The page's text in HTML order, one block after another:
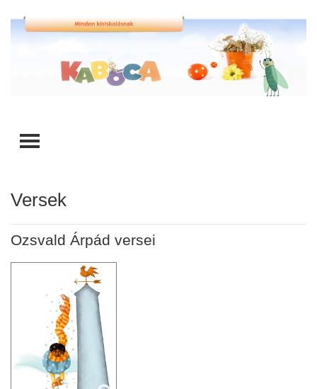
TOGGLE MENU
Versek
Ozsvald Árpád versei